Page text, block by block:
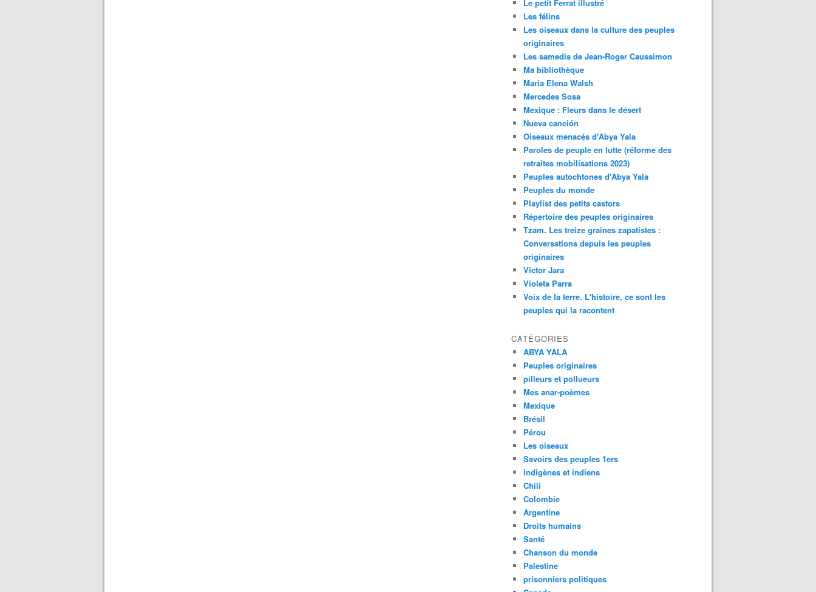
Le petit Ferrat illustré
Les félins
Les oiseaux dans la culture des peuples
originaires
Les samedis de Jean-Roger Caussimon
Ma bibliothèque
Maria Elena Walsh
Mercedes Sosa
Mexique : Fleurs dans le désert
Nueva canción
Oiseaux menacés d'Abya Yala
Paroles de peuple en lutte (réforme des
retraites mobilisations 2023)
Peuples autochtones d'Abya Yala
Peuples du monde
Playlist des petits castors
Répertoire des peuples originaires
Tzam. Les treize graines zapatistes :
Conversations depuis les peuples
originaires
Victor Jara
Violeta Parra
Voix de la terre. L'histoire, ce sont les
peuples qui la racontent
CATÉGORIES
ABYA YALA
Peuples originaires
pilleurs et pollueurs
Mes anar-poèmes
Mexique
Brésil
Pérou
Les oiseaux
Savoirs des peuples 1ers
indigènes et indiens
Chili
Colombie
Argentine
Droits humains
Santé
Chanson du monde
Palestine
prisonniers politiques